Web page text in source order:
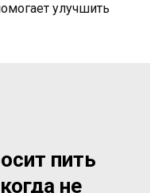
улучшить
пить
не